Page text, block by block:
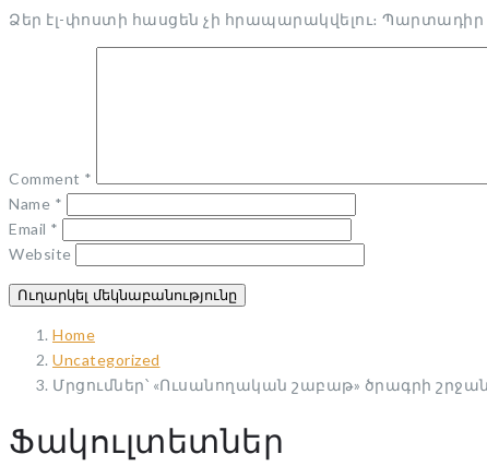
Ձեր էլ-փոստի հասցեն չի հրապարակվելու։ Պարտադիր
Comment *
Name *
Email *
Website
Home
Uncategorized
Մրցումներ՝ «Ուսանողական շաբաթ» ծրագրի
Ֆակուլտետներ